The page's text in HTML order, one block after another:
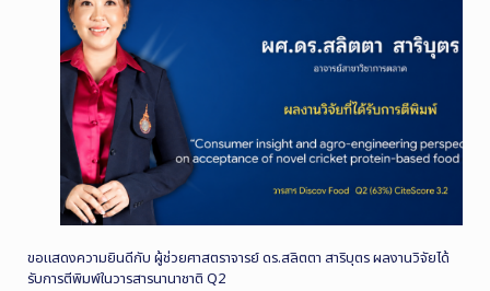
ขอแสดงความยินดีกับ ผู้ช่วยศาสตราจารย์ ดร.สลิตตา สาริบุตร ผลงานวิจัยได้
รับการตีพิมพ์ในวารสารนานาชาติ Q2